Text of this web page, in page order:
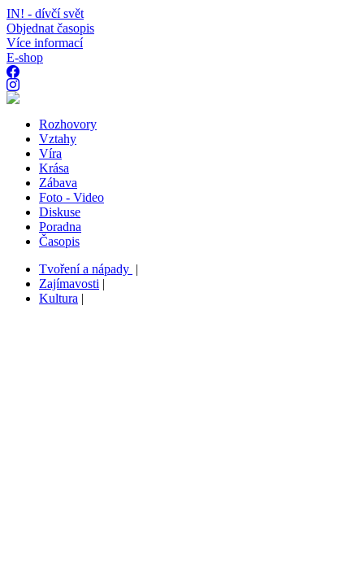
IN! - dívčí svět
Objednat časopis
Více informací
E-shop
Rozhovory
Vztahy
Víra
Krása
Zábava
Foto - Video
Diskuse
Poradna
Časopis
Tvoření a nápady |
Zajímavosti |
Kultura |